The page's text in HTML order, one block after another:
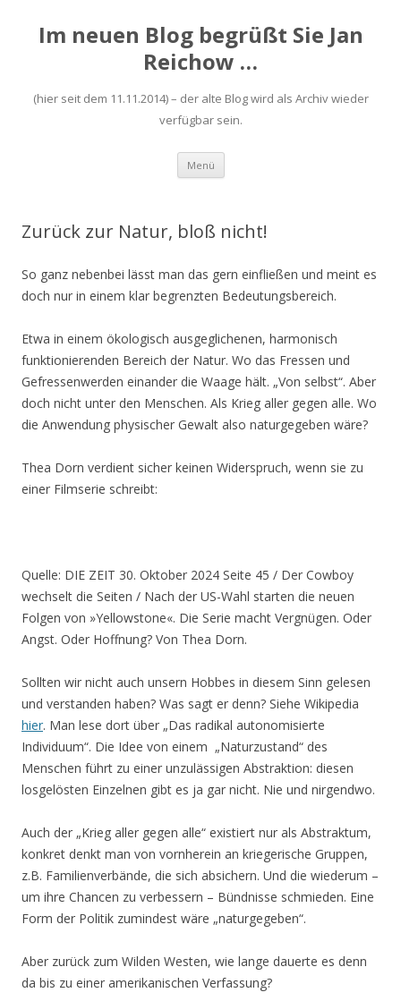
Im neuen Blog begrüßt Sie Jan
Reichow …
(hier seit dem 11.11.2014) – der alte Blog wird als Archiv wieder
verfügbar sein.
Menü Zum
springen
Zurück zur Natur, bloß nicht!
So ganz nebenbei lässt man das gern einfließen und meint es
doch nur in einem klar begrenzten Bedeutungsbereich.
Etwa in einem ökologisch ausgeglichenen, harmonisch
funktionierenden Bereich der Natur. Wo das Fressen und
Gefressenwerden einander die Waage hält. „Von selbst“. Aber
doch nicht unter den Menschen. Als Krieg aller gegen alle. Wo
die Anwendung physischer Gewalt also naturgegeben wäre?
Thea Dorn verdient sicher keinen Widerspruch, wenn sie zu
einer Filmserie schreibt:
Quelle: DIE ZEIT 30. Oktober 2024 Seite 45 / Der Cowboy
wechselt die Seiten / Nach der US-Wahl starten die neuen
Folgen von »Yellowstone«. Die Serie macht Vergnügen. Oder
Angst. Oder Hoffnung? Von Thea Dorn.
Sollten wir nicht auch unsern Hobbes in diesem Sinn gelesen
und verstanden haben? Was sagt er denn? Siehe Wikipedia
hier. Man lese dort über „Das radikal autonomisierte
Individuum“. Die Idee von einem „Naturzustand“ des
Menschen führt zu einer unzulässigen Abstraktion: diesen
losgelösten Einzelnen gibt es ja gar nicht. Nie und nirgendwo.
Auch der „Krieg aller gegen alle“ existiert nur als Abstraktum,
konkret denkt man von vornherein an kriegerische Gruppen,
z.B. Familienverbände, die sich absichern. Und die wiederum –
um ihre Chancen zu verbessern – Bündnisse schmieden. Eine
Form der Politik zumindest wäre „naturgegeben“.
Aber zurück zum Wilden Westen, wie lange dauerte es denn
da bis zu einer amerikanischen Verfassung?